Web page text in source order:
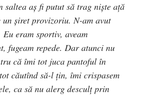
saltea aş fi putut să trag nişte aţă
un şiret provizoriu. N-am avut
eram sportiv, aveam
fugeam repede. Dar atunci nu
că îmi tot juca pantoful în
căutînd să-l ţin, îmi crispasem
ca să nu alerg desculţ prin